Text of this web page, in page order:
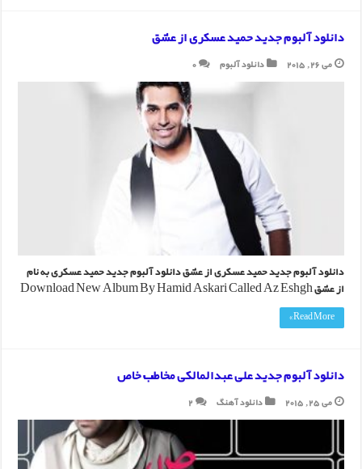
دانلود آلبوم جدید حمید عسکری از عشق
می 26, 2015 دانلود آلبوم 0
دانلود آلبوم جدید حمید عسکری از عشق دانلود آلبوم جدید حمید عسکری به نام
از عشق Download New Album By Hamid Askari Called Az Eshgh
Read More »
دانلود آلبوم جدید علی عبدالمالکی مخاطب خاص
می 25, 2015 دانلود آهنگ 2